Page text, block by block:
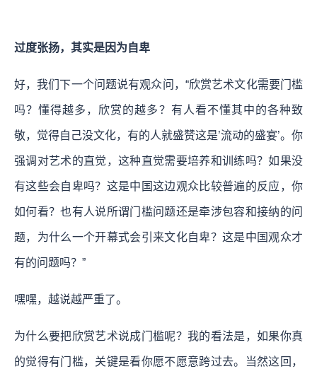
过度张扬，其实是因为自卑
好，我们下一个问题说有观众问，“欣赏艺术文化需要门槛
吗？懂得越多，欣赏的越多？有人看不懂其中的各种致
敬，觉得自己没文化，有的人就盛赞这是’流动的盛宴’。你
强调对艺术的直觉，这种直觉需要培养和训练吗？如果没
有这些会自卑吗？这是中国这边观众比较普遍的反应，你
如何看？也有人说所谓门槛问题还是牵涉包容和接纳的问
题，为什么一个开幕式会引来文化自卑？这是中国观众才
有的问题吗？”
嘿嘿，越说越严重了。
为什么要把欣赏艺术说成门槛呢？我的看法是，如果你真
的觉得有门槛，关键是看你愿不愿意跨过去。 当然这回，